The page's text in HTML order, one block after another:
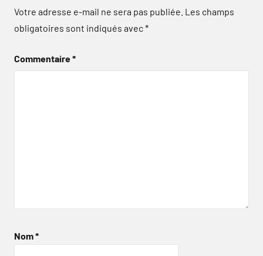
Votre adresse e-mail ne sera pas publiée. Les champs
obligatoires sont indiqués avec*
Commentaire*
Nom*